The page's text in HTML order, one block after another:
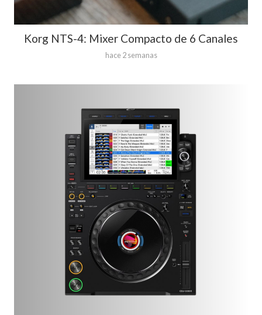
Korg NTS-4: Mixer Compacto de 6 Canales
hace 2 semanas